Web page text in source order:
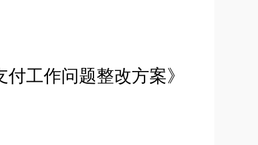
工作问题整改方案》